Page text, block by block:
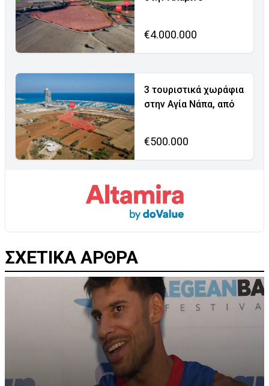
€4.000.000
3 τουριστικά χωράφια
στην Αγία Νάπα, από
€500.000
ΣΧΕΤΙΚΑ ΑΡΘΡΑ